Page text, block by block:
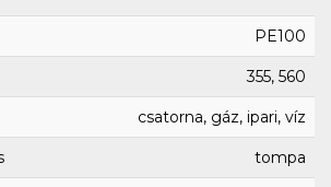
PE100
355, 560
csatorna, gáz, ipari, víz
tompa